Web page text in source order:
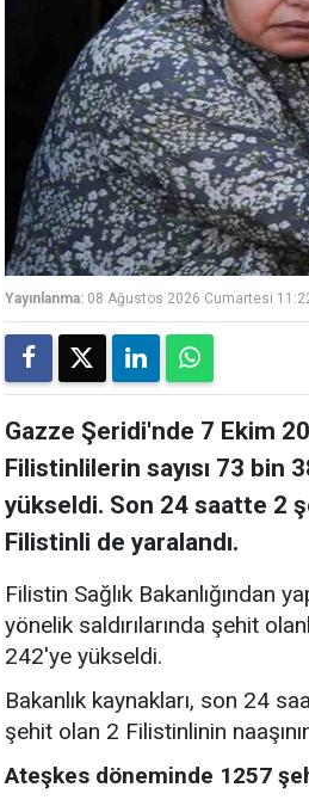
Yayınlanma: 08 Ağustos 2026 Cumartesi
Gazze Şeridi'nde 7 Ekim
Filistinlilerin sayısı 73 bin
yükseldi. Son 24 saatte 2
Filistinli de yaralandı.
Filistin Sağlık Bakanlığından
yönelik saldırılarında şehit
242'ye yükseldi.
Bakanlık kaynakları, son 24
şehit olan 2 Filistinlinin
Ateşkes döneminde 1257